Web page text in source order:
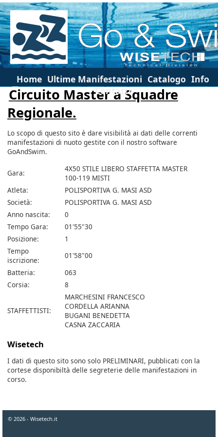
Home Ultime Manifestazioni Catalogo Info
Contatti
Circuito Master a Squadre
Regionale.
Lo scopo di questo sito è dare visibilità ai dati delle correnti
manifestazioni di nuoto gestite con il nostro software
GoAndSwim.
Gara:
4X50 STILE LIBERO STAFFETTA MASTER
100-119 MISTI
Atleta:
POLISPORTIVA G. MASI ASD
Società:
POLISPORTIVA G. MASI ASD
Anno nascita:
0
Tempo Gara:
01'55"30
Posizione:
1
Tempo
iscrizione:
01'58"00
Batteria:
063
Corsia:
8
STAFFETTISTI:
MARCHESINI FRANCESCO
CORDELLA ARIANNA
BUGANI BENEDETTA
CASNA ZACCARIA
Wisetech
I dati di questo sito sono solo PRELIMINARI, pubblicati con la
cortese disponibiltà delle segreterie delle manifestazioni in
corso.
© 2026 - Wisetech.it